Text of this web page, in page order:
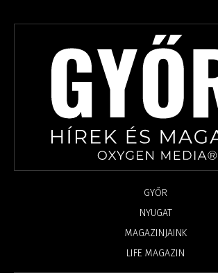
GYŐR
NYUGAT
MAGAZINJAINK
LIFE MAGAZIN